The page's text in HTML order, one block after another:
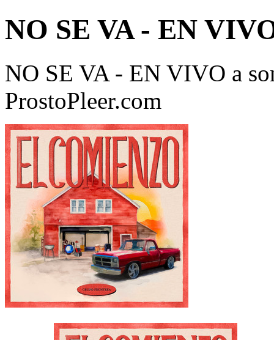
NO SE VA - EN
NO SE VA - EN VIVO a
ProstoPleer.com